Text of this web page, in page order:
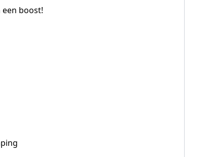
boost!